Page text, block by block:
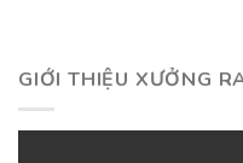
GIỚI THIỆU XƯỞNG